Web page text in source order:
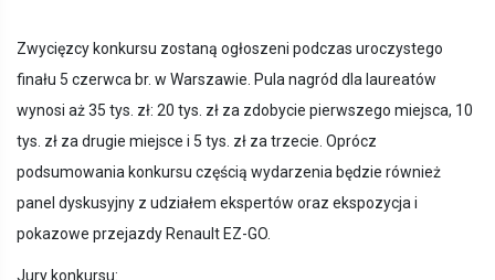
Zwycięzcy konkursu zostaną ogłoszeni podczas uroczystego
finału 5 czerwca br. w Warszawie. Pula nagród dla laureatów
wynosi aż 35 tys. zł: 20 tys. zł za zdobycie pierwszego miejsca, 10
tys. zł za drugie miejsce i 5 tys. zł za trzecie. Oprócz
podsumowania konkursu częścią wydarzenia będzie również
panel dyskusyjny z udziałem ekspertów oraz ekspozycja i
pokazowe przejazdy Renault EZ-GO.
Jury konkursu: